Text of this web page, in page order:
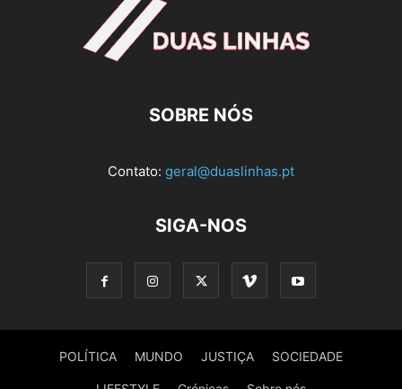
SOBRE NÓS
Contato: geral@duaslinhas.pt
SIGA-NOS
POLÍTICA MUNDO JUSTIÇA SOCIEDADE